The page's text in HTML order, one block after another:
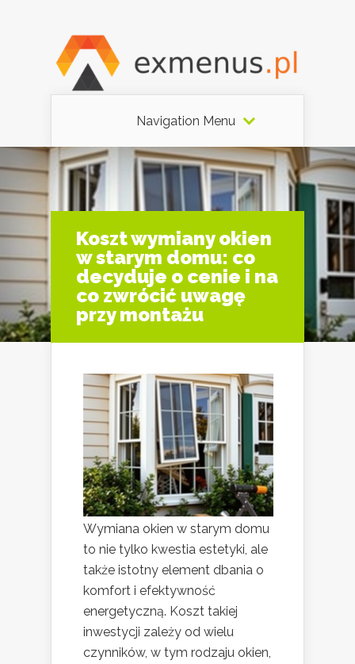
Navigation Menu
Koszt wymiany okien
w starym domu: co
decyduje o cenie i na
co zwrócić uwagę
przy montażu
Wymiana okien w starym domu
to nie tylko kwestia estetyki, ale
także istotny element dbania o
komfort i efektywność
energetyczną. Koszt takiej
inwestycji zależy od wielu
czynników, w tym rodzaju okien,